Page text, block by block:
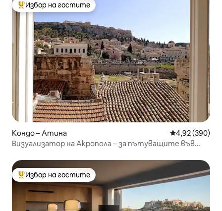
Най-популярен избор на гостите
Избор на гостите
Кондо – Атина Средна
4,92 (390)
Визуализатор на Акропола – за пътуващите във
Най-популярен избор на гостите
Избор на гостите